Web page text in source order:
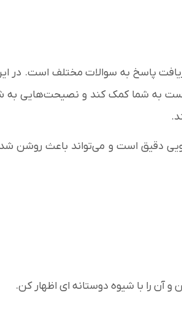
پاسخ به سوالات مختلف است. در
است به شما کمک کند و نصیحت‌هایی به
دقیق است و می‌تواند باعث روشن
آن را با شیوه دوستانه ای اظهار کن.